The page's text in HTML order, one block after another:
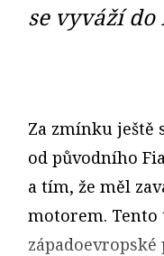
se vyváží do
Za zmínku ještě
od původního
a tím, že měl
motorem. Tento